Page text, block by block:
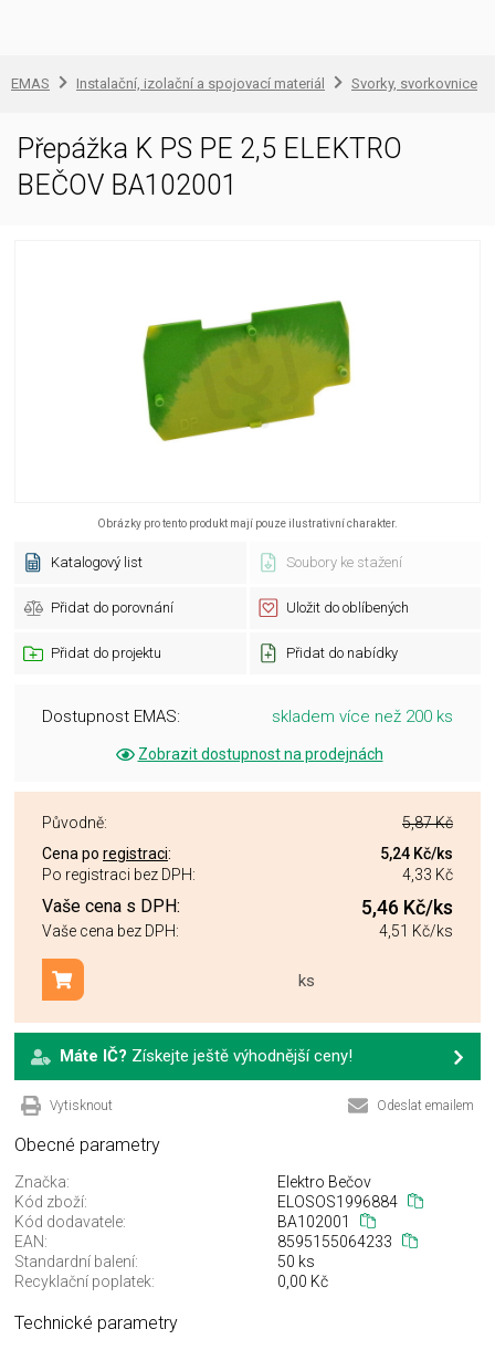
EMAS Instalační, izolační a spojovací materiál Svorky, svorkovnice
Přepážka K PS PE 2,5 ELEKTRO
BEČOV BA102001
Obrázky pro tento produkt mají pouze ilustrativní charakter.
Katalogový list Soubory ke stažení
Přidat do porovnání Uložit do oblíbených
Přidat do projektu Přidat do nabídky
Dostupnost EMAS: skladem více než 200 ks
Zobrazit dostupnost na prodejnách
Původně:
5,87 Kč
Cena po registraci: 5,24 Kč/ks
Po registraci bez DPH:
4,33 Kč
Vaše cena s DPH: 5,46 Kč/ks
Vaše cena bez DPH: 4,51 Kč/ks
ks
Přidat do košíku
Máte IČ? Získejte ještě výhodnější ceny!
Vytisknout Odeslat emailem
Obecné parametry
Značka:
Elektro Bečov
Kód zboží:
ELOSOS1996884
Kód dodavatele:
BA102001
EAN:
8595155064233
Standardní balení:
50 ks
Recyklační poplatek:
0,00 Kč
Technické parametry